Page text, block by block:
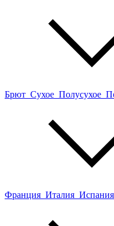
Брют Сухое Полусухое
Франция Италия Испания